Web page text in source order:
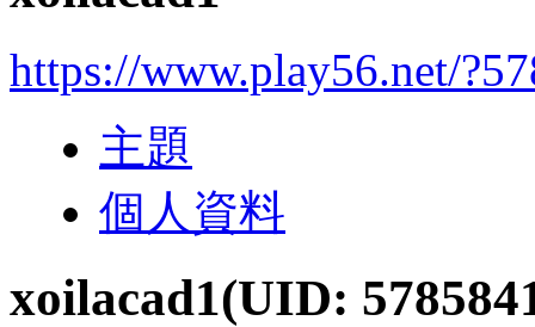
https://www.play56.net/
主題
個人資料
xoilacad1(UID: